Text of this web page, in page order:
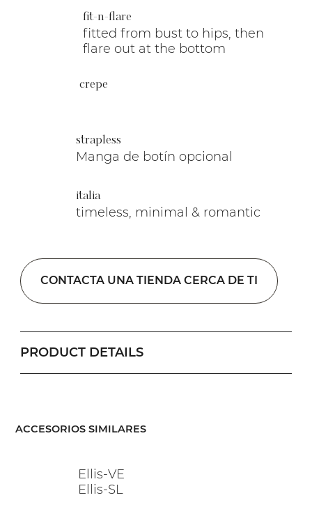
fit-n-flare
fitted from bust to hips, then
flare out at the bottom
crepe
strapless
Manga de botín opcional
italia
timeless, minimal & romantic
CONTACTA UNA TIENDA CERCA DE TI
PRODUCT DETAILS
ACCESORIOS SIMILARES
Ellis-VE
Ellis-SL